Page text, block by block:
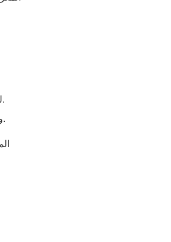
تشونغشان JSTOMI CNC Machine Tool Co., Ltd. لديه مصنع معالجة متكامل على نطاق واسع ل.
تشونغشان JSTOMI CNC Machine Tool Co., Ltd. وقد تم الإشادة به لاستجابتنا السريعة للشكاوى.